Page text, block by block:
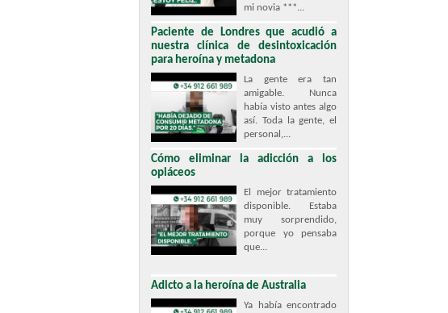
mi novia ***...
Paciente de Londres que acudió a
nuestra clínica de desintoxicación
para heroína y metadona
La gente era tan
amigable. Nunca
había visto antes algo
así. Toda la gente, el
personal,...
Cómo eliminar la adicción a los
opiáceos
El mejor tratamiento
disponible. Estaba
muy sorprendido,
porque yo pensaba
que...
Adicto a la heroína de Australia
Ya había encontrado